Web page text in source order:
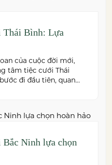
Thái Bình: Lựa
của cuộc đời mới,
tâm tiệc cưới Thái
đi đầu tiên, quan
Ninh lựa chọn